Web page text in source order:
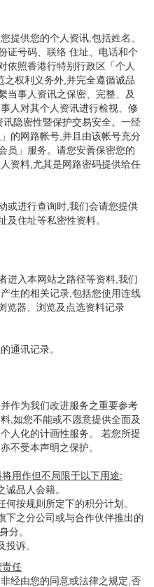
提供您的个人资讯,包括姓名、
证号码、联络 住址、电话和个
依照香港行特别行政区「个人
权利义务外,并完全遵循诚品
当事人资讯之保密、完整、及
人对其个人资讯进行检视、修
隐密性暨保护交易安全。一经
的网路帐号,并且由该帐号充分
员」服务。请您安善保密您的
资料,尤其是网路密码提供给任
或进行查询时,我们会请您提供
及住址等私密性资料。
进入本网站之路径等资料,我们
生的相关记录,包括您使用连线
览器、浏览及点选资料记录
通讯记录。
作为我们改进服务之重要参考
,如您不能或不愿意提供全面及
人化的计画性服务。 若您所提
不受本声明之保护。
用作但不局限于以下用途:
品人会籍。
按规则所定下的积分计划。
下之分公司或与合作伙伴推出的
分。
诉。
责任
经由您的同意或法律之规定,否